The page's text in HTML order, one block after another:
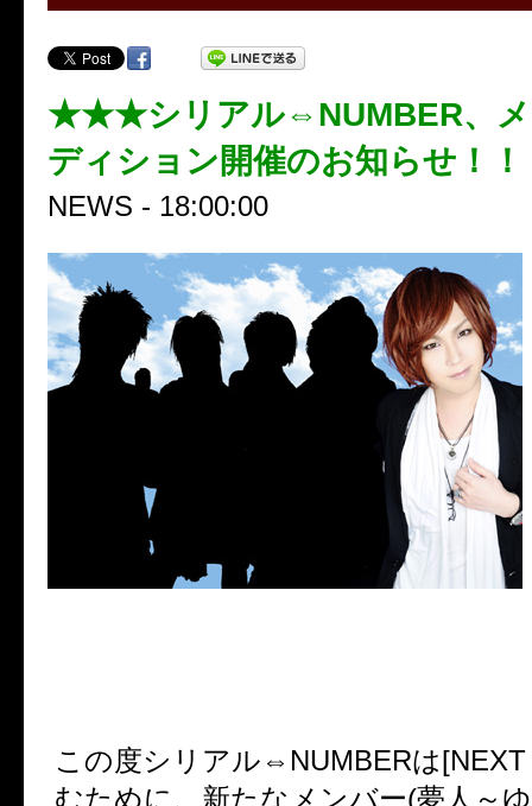
★★★シリアル⇔NUMBER、メ
ディション開催のお知らせ
NEWS - 18:00:00
この度シリアル⇔NUMBERは[NEXT
むために、新たなメンバー(夢人～